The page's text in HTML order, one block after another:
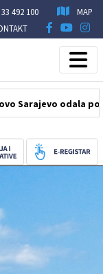
492 100
MAP
odala počast